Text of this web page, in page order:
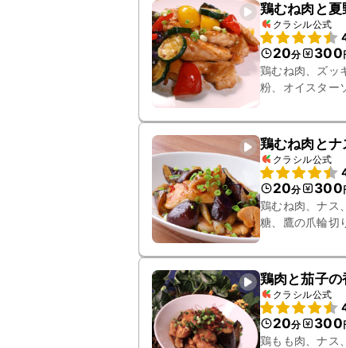
鶏むね肉と
クラシル公式
20分 300
鶏むね肉、ズッ
粉、オイスター
鶏むね肉と
クラシル公式
20分 300
鶏むね肉、ナス
糖、鷹の爪輪切
鶏肉と茄子
クラシル公式
20分 300
鶏もも肉、ナス